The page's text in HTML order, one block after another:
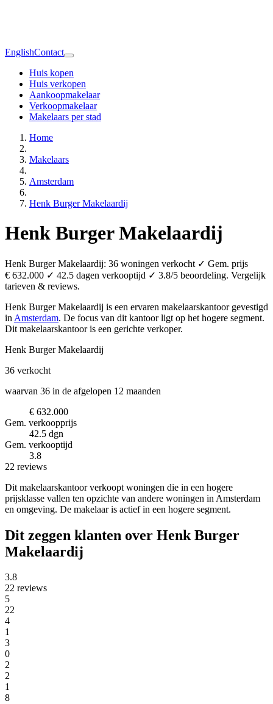
EnglishContact
Huis kopen
Huis verkopen
Aankoopmakelaar
Verkoopmakelaar
Makelaars per stad
Home
Makelaars
Amsterdam
Henk Burger Makelaardij
Henk Burger Makelaardij
Henk Burger Makelaardij: 36 woningen verkocht ✓ Gem. prijs
€ 632.000 ✓ 42.5 dagen verkooptijd ✓ 3.8/5 beoordeling. Vergelijk
tarieven & reviews.
Henk Burger Makelaardij is een ervaren makelaarskantoor gevestigd
in Amsterdam. De focus van dit kantoor ligt op het hogere segment.
Dit makelaarskantoor is een gerichte verkoper.
Henk Burger Makelaardij
36 verkocht
waarvan 36 in de afgelopen 12 maanden
€ 632.000
Gem. verkoopprijs
42.5 dgn
Gem. verkooptijd
3.8
22 reviews
Dit makelaarskantoor verkoopt woningen die in een hogere
prijsklasse vallen ten opzichte van andere woningen in Amsterdam
en omgeving. De makelaar is actief in een hogere segment.
Dit zeggen klanten over Henk Burger
Makelaardij
3.8
22 reviews
5
22
4
1
3
0
2
2
1
8